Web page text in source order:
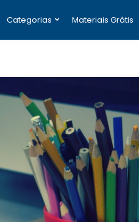
Categorias Materiais Grátis